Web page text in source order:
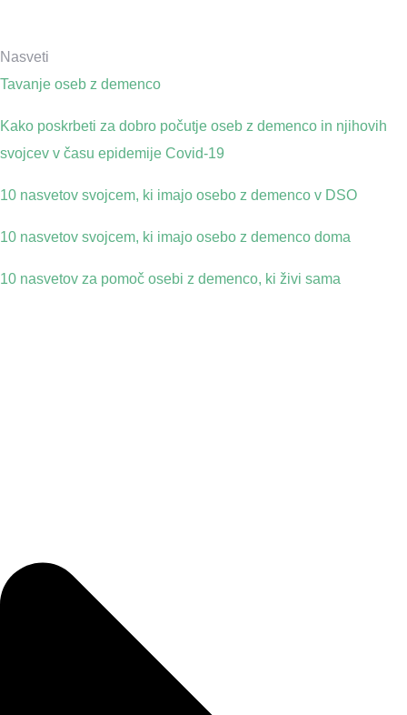
Nasveti
Tavanje oseb z demenco
Kako poskrbeti za dobro počutje oseb z demenco in njihovih
svojcev v času epidemije Covid-19
10 nasvetov svojcem, ki imajo osebo z demenco v DSO
10 nasvetov svojcem, ki imajo osebo z demenco doma
10 nasvetov za pomoč osebi z demenco, ki živi sama